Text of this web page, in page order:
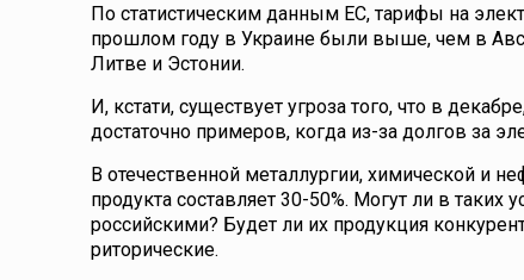
По статистическим данным ЕС, тарифы на
прошлом году в Украине были выше, чем в
Литве и Эстонии.
И, кстати, существует угроза того, что в
достаточно примеров, когда из-за долгов за
В отечественной металлургии, химической и
продукта составляет 30-50%. Могут ли в
российскими? Будет ли их продукция
риторические.